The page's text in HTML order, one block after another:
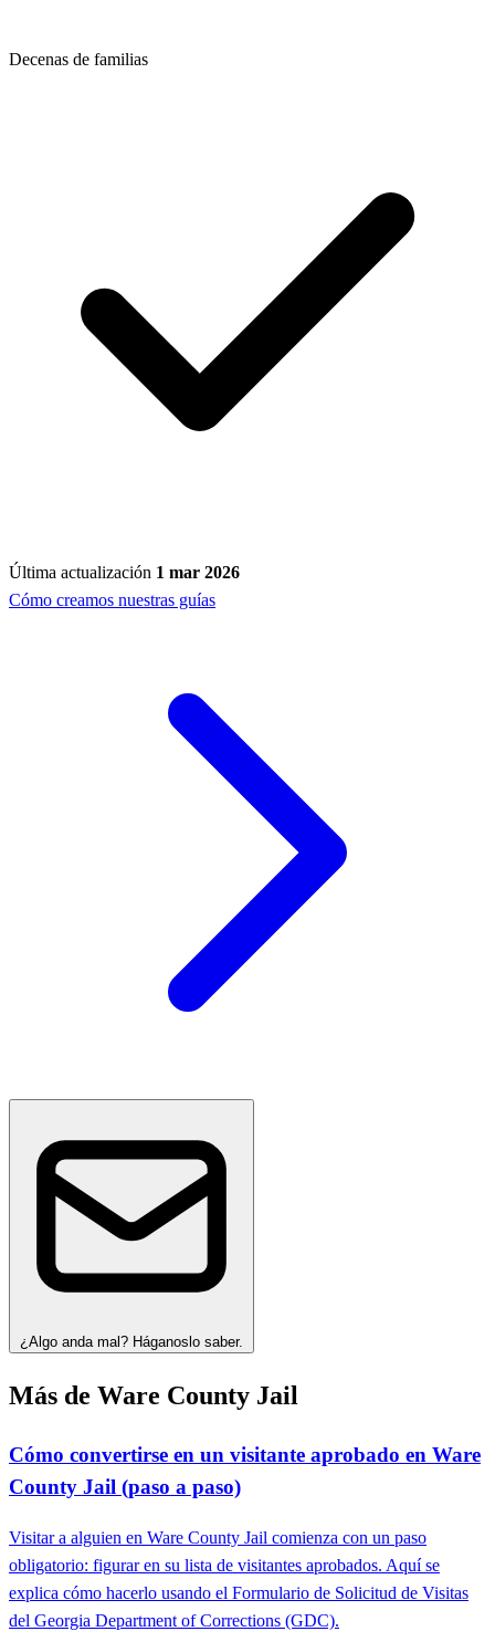
Decenas de familias
Última actualización 1 mar 2026
Cómo creamos nuestras guías
¿Algo anda mal? Háganoslo saber.
Más de Ware County Jail
Cómo convertirse en un visitante aprobado en Ware
County Jail (paso a paso)
Visitar a alguien en Ware County Jail comienza con un paso
obligatorio: figurar en su lista de visitantes aprobados. Aquí se
explica cómo hacerlo usando el Formulario de Solicitud de Visitas
del Georgia Department of Corrections (GDC).